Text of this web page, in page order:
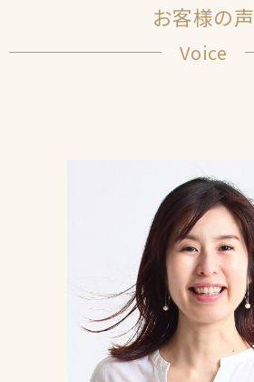
お客様の声
Voice